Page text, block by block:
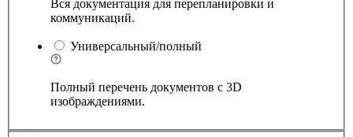
Вся документация для перепланировки и
коммуникаций.
Универсальный/полный
Полный перечень документов с 3D
изображдениями.